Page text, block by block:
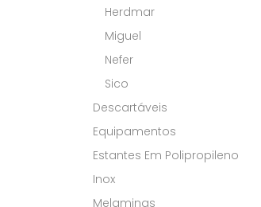
Herdmar
Miguel
Nefer
Sico
Descartáveis
Equipamentos
Estantes Em Polipropileno
Inox
Melaminas